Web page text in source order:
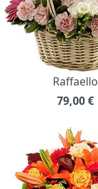
Raffaello
79,00€